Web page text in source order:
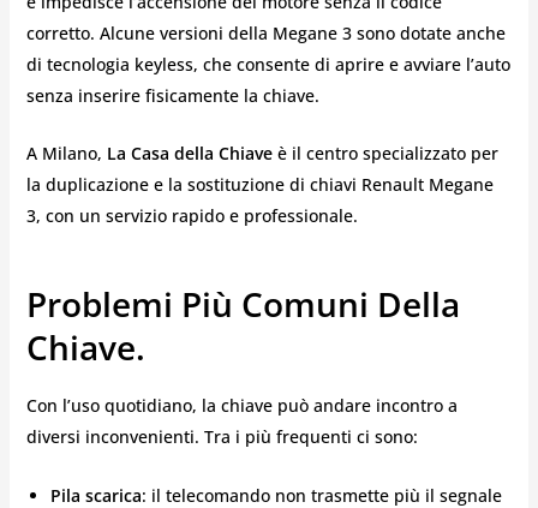
corretto. Alcune versioni della Megane 3 sono dotate anche
di tecnologia keyless, che consente di aprire e avviare l’auto
senza inserire fisicamente la chiave.
A Milano, La Casa della Chiaveè il centro specializzato per
la duplicazione e la sostituzione di chiavi Renault Megane
3, con un servizio rapido e professionale.
Problemi Più Comuni Della
Chiave.
Con l’uso quotidiano, la chiave può andare incontro a
diversi inconvenienti. Tra i più frequenti ci sono:
Pila scarica: il telecomando non trasmette più il segnale